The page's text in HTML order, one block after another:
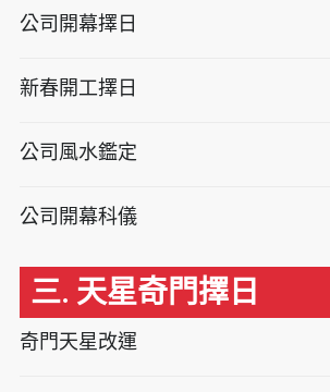
公司開幕擇日
新春開工擇日
公司風水鑑定
公司開幕科儀
三. 天星奇門擇日
奇門天星改運